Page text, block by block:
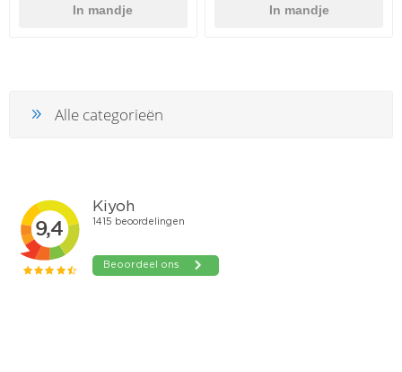
In mandje In mandje
Alle categorieën